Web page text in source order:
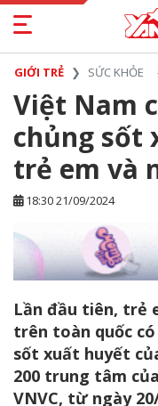
GIỚI TRẺ SỨC KHỎE
Việt Nam
chủng sốt
trẻ em và
18:30 21/09/2024
Lần đầu tiên, trẻ
trên toàn quốc
sốt xuất huyết
200 trung tâm
VNVC, từ ngày